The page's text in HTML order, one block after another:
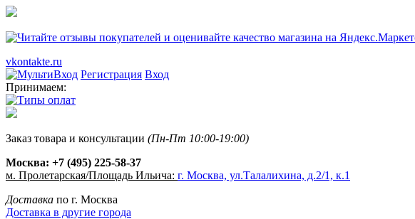
vkontakte.ru
Регистрация Вход
Принимаем:
Заказ товара и консультации (Пн-Пт 10:00-19:00)
Москва: +7 (495) 225-58-37
м. Пролетарская/Площадь Ильича: г. Москва, ул.Талалихина, д.2/1, к.1
Доставка по г. Москва
Доставка в другие города